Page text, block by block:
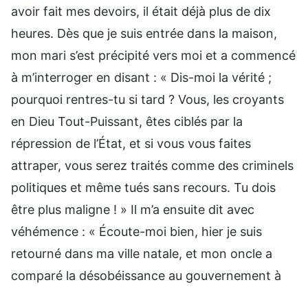
avoir fait mes devoirs, il était déjà plus de dix
heures. Dès que je suis entrée dans la maison,
mon mari s’est précipité vers moi et a commencé
à m’interroger en disant : « Dis-moi la vérité ;
pourquoi rentres-tu si tard ? Vous, les croyants
en Dieu Tout-Puissant, êtes ciblés par la
répression de l’État, et si vous vous faites
attraper, vous serez traités comme des criminels
politiques et même tués sans recours. Tu dois
être plus maligne ! » Il m’a ensuite dit avec
véhémence : « Écoute-moi bien, hier je suis
retourné dans ma ville natale, et mon oncle a
comparé la désobéissance au gouvernement à